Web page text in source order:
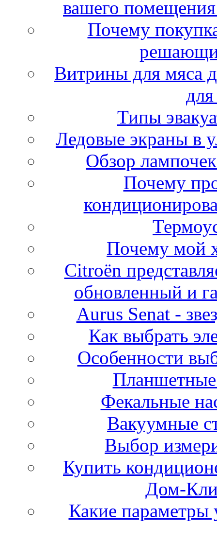
вашего
Почему
Витрины для мяса
Типы
Ледовые экраны в
Обзор
Почему
Почему мой
Citroën
обновленный и
Aurus Senat -
Как выбрать
Особенности
Фекальные
Вакуумные
Выбор
Купить
Дом-
Какие параметры